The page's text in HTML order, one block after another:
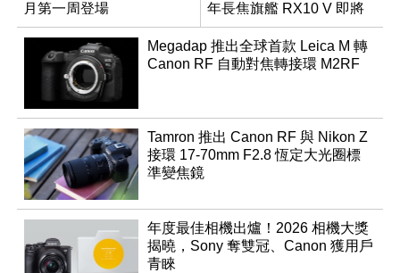
月第一周登場
年長焦旗艦 RX10 V 即將
登場
Megadap 推出全球首款 Leica M 轉
Canon RF 自動對焦轉接環 M2RF
Tamron 推出 Canon RF 與 Nikon Z
接環 17-70mm F2.8 恆定大光圈標
準變焦鏡
年度最佳相機出爐！2026 相機大獎
揭曉，Sony 奪雙冠、Canon 獲用戶
青睞